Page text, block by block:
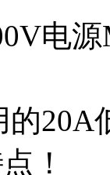
电
的20A
！